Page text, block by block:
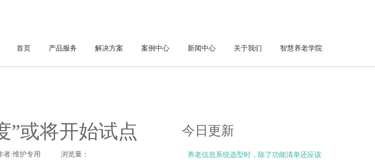
首页 产品服务 解决方案 案例中心 新闻中心 关于我们 智慧养老学院
”或将开始试点
者:维护专用 浏览量：
今日更新
养老信息系统选型时，除了功能清单还应该